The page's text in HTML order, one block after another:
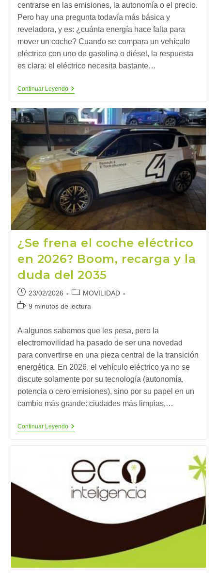
centrarse en las emisiones, la autonomía o el precio.
Pero hay una pregunta todavía más básica y
reveladora, y es: ¿cuánta energía hace falta para
mover un coche? Cuando se compara un vehículo
eléctrico con uno de gasolina o diésel, la respuesta
es clara: el eléctrico necesita bastante…
Continuar LeyendoMenos
Emisiones:
Por
Qué
El
Vehículo
Eléctrico
Marca
Diferencia
(1)
¿Se frena el coche eléctrico
en 2026? Boom, recarga y la
duda del 2035
Publicación
de
23/02/2026
Categoría
de
MOVILIDAD
Tiempo9 minutos de lectura
A algunos sabemos que les pesa, pero la
electromovilidad ha pasado de ser una novedad
para convertirse en una pieza central de la transición
energética. En 2026, el vehículo eléctrico ya no se
discute solamente por su tecnología (autonomía,
potencia o cero emisiones), sino por su papel en un
cambio más grande: ciudades más limpias,…
Continuar Leyendo¿Se
En
2026?
Boom,
Recarga
Y
Duda
Del